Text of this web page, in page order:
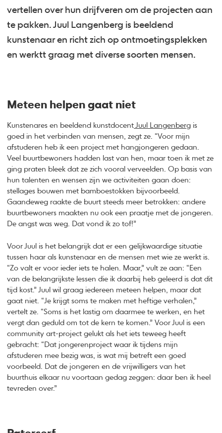
vertellen over hun drijfveren om de projecten aan
te pakken. Juul Langenberg is beeldend
kunstenaar en richt zich op ontmoetingsplekken
en werktt graag met diverse soorten mensen.
Meteen helpen gaat niet
Kunstenares en beeldend kunstdocent Juul Langenberg is
goed in het verbinden van mensen, zegt ze. “Voor mijn
afstuderen heb ik een project met hangjongeren gedaan.
Veel buurtbewoners hadden last van hen, maar toen ik met ze
ging praten bleek dat ze zich vooral verveelden. Op basis van
hun talenten en wensen zijn we activiteiten gaan doen:
stellages bouwen met bamboestokken bijvoorbeeld.
Gaandeweg raakte de buurt steeds meer betrokken: andere
buurtbewoners maakten nu ook een praatje met de jongeren.
De angst was weg. Dat vond ik zo tof!”
Voor Juul is het belangrijk dat er een gelijkwaardige situatie
tussen haar als kunstenaar en de mensen met wie ze werkt is.
“Zo valt er voor ieder iets te halen. Maar,” vult ze aan: “Een
van de belangrijkste lessen die ik daarbij heb geleerd is dat dit
tijd kost.” Juul wil graag iedereen meteen helpen, maar dat
gaat niet. “Je krijgt soms te maken met heftige verhalen,”
vertelt ze. “Soms is het lastig om daarmee te werken, en het
vergt dan geduld om tot de kern te komen.” Voor Juul is een
community art-project gelukt als het iets teweeg heeft
gebracht: “Dat jongerenproject waar ik tijdens mijn
afstuderen mee bezig was, is wat mij betreft een goed
voorbeeld. Dat de jongeren en de vrijwilligers van het
buurthuis elkaar nu voortaan gedag zeggen: daar ben ik heel
tevreden over.”